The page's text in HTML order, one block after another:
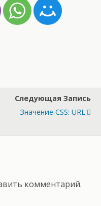
Следующая Запись
Значение CSS: URL
комментарий.